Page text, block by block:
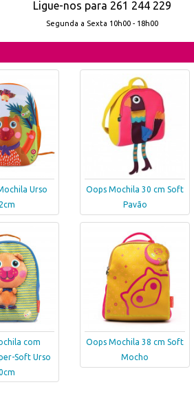
Ligue-nos para 261 244 229
Segunda a Sexta 10h00 - 18h00
Urso
Oops Mochila 30 cm Soft
Pavão
com
Soft Urso
Oops Mochila 38 cm Soft
Mocho